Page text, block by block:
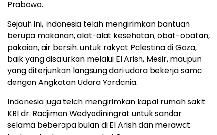
Prabowo.
Sejauh ini, Indonesia telah mengirimkan bantuan
berupa makanan, alat-alat kesehatan, obat-obatan,
pakaian, air bersih, untuk rakyat Palestina di Gaza,
baik yang disalurkan melalui El Arish, Mesir, maupun
yang diterjunkan langsung dari udara bekerja sama
dengan Angkatan Udara Yordania.
Indonesia juga telah mengirimkan kapal rumah sakit
KRI dr. Radjiman Wedyodiningrat untuk sandar
selama beberapa bulan di El Arish dan merawat